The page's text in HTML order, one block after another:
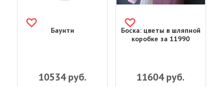
Баунти
10534руб.
Боска: цветы в шляпной
коробке за 11990
11604руб.